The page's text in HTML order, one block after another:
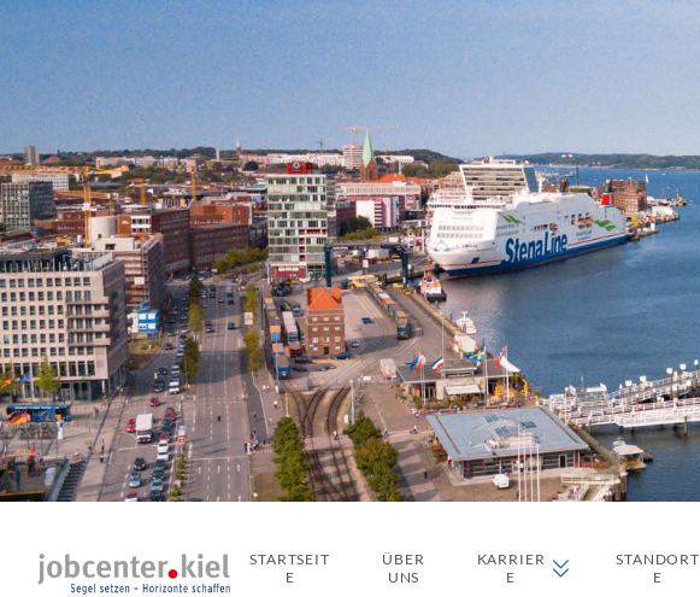
STARTSEIT
E
ÜBER
UNS
KARRIER
E
STANDORT
E